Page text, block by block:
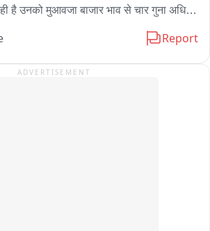
(श्रद्धालु)
भक्तों द्वारा यह पहली बार कांवड़ यात्रा निकाली
जाकर संपन्न होगी।
है उनको मुआवजा बाजार भाव से चार गुना अधिक
Report
ADVERTISEMENT